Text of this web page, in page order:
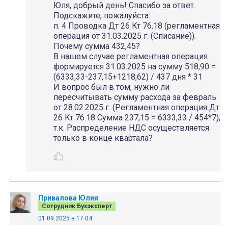
Юля, добрый день! Спасибо за ответ.
Подскажите, пожалуйста:
п. 4 Проводка Дт 26 Кт 76.18 (регламентная
операция от 31.03.2025 г. (Списание)).
Почему сумма 432,45?
В нашем случае регламентная операция
формируется 31.03.2025 на сумму 518,90 =
(6333,33-237,15+1218,62) / 437 дня * 31
И вопрос был в том, нужно ли
пересчитывать сумму расхода за февраль
от 28.02.2025 г. (Регламентная операция Дт
26 Кт 76.18 Сумма 237,15 = 6333,33 / 454*7),
т.к. Распределение НДС осуществляется
только в конце квартала?
Привалова Юлия
Сотрудник Бухэксперт
01.09.2025 в 17:04